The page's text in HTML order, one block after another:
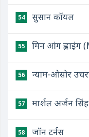
54 सुसान कॉयल
55 मिन आंग
56 न्याम-ओसोर
57 मार्शल अर्जन सिंह
58 जॉन टर्नस